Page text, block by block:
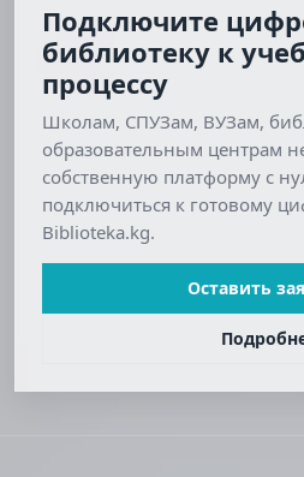
Подключите
библиотеку к
процессу
Школам, СПУЗам, ВУЗам,
образовательным центрам
собственную платформу с
подключиться к готовому
Biblioteka.kg.
Оставить